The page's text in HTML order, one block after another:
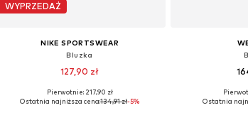
WYPRZEDAŻ
NIKE SPORTSWEAR
Bluzka
127,90 zł
Dostępne rozmiary: S, M, L, XL
Pierwotnie: 217,90 zł
Ostatnia najniższa cena:134,91 zł-5%
Dostępne
Ostatnia